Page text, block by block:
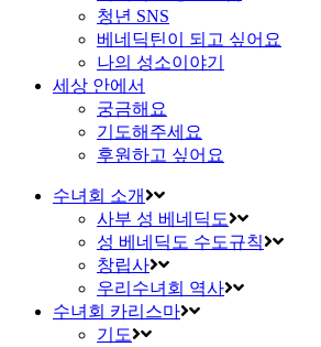
청년 SNS
베네딕틴이 되고 싶어요
나의 성소이야기
세상 안에서
궁금해요
기도해주세요
후원하고 싶어요
수녀회 소개
사부 성 베네딕도
성 베네딕도 수도규칙
창립사
우리수녀회 역사
수녀회 카리스마
기도